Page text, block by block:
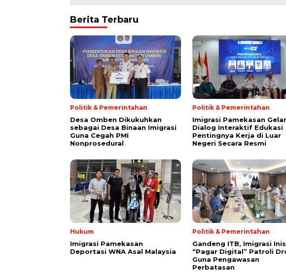
Berita Terbaru
Politik & Pemerintahan
Desa Omben Dikukuhkan
sebagai Desa Binaan Imigrasi
Guna Cegah PMI
Nonprosedural
Politik & Pemerintahan
Imigrasi Pamekasan Gelar
Dialog Interaktif Edukasi
Pentingnya Kerja di Luar
Negeri Secara Resmi
Hukum
Imigrasi Pamekasan
Deportasi WNA Asal Malaysia
Politik & Pemerintahan
Gandeng ITB, Imigrasi
“Pagar Digital” Patroli
Guna Pengawasan
Perbatasan